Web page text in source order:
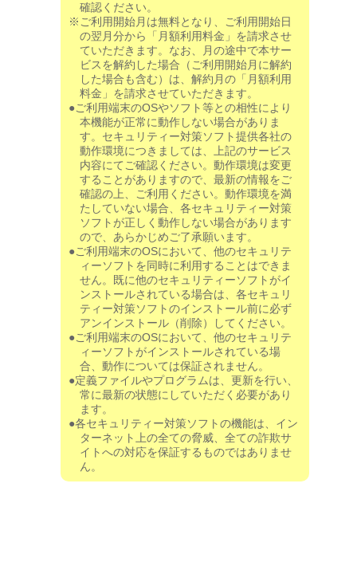
確認ください。
※ご利用開始月は無料となり、ご利用開始日
の翌月分から「月額利用料金」を請求させ
ていただきます。なお、月の途中で本サー
ビスを解約した場合（ご利用開始月に解約
した場合も含む）は、解約月の「月額利用
料金」を請求させていただきます。
●ご利用端末のOSやソフト等との相性により
本機能が正常に動作しない場合がありま
す。セキュリティー対策ソフト提供各社の
動作環境につきましては、上記のサービス
内容にてご確認ください。動作環境は変更
することがありますので、最新の情報をご
確認の上、ご利用ください。動作環境を満
たしていない場合、各セキュリティー対策
ソフトが正しく動作しない場合があります
ので、あらかじめご了承願います。
●ご利用端末のOSにおいて、他のセキュリテ
ィーソフトを同時に利用することはできま
せん。既に他のセキュリティーソフトがイ
ンストールされている場合は、各セキュリ
ティー対策ソフトのインストール前に必ず
アンインストール（削除）してください。
●ご利用端末のOSにおいて、他のセキュリテ
ィーソフトがインストールされている場
合、動作については保証されません。
●定義ファイルやプログラムは、更新を行い、
常に最新の状態にしていただく必要があり
ます。
●各セキュリティー対策ソフトの機能は、イン
ターネット上の全ての脅威、全ての詐欺サ
イトへの対応を保証するものではありませ
ん。